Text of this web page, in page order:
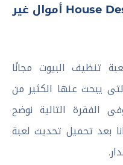
مميزات تحميل لعبة House Designer أموال غير
تنظيف البيوت مجانًا
يبحث عنها الكثير من
الفقرة التالية نوضح
بعد تحميل تحديث لعبة